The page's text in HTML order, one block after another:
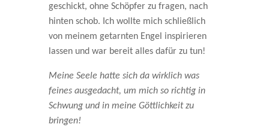
geschickt, ohne Schöpfer zu fragen, nach
hinten schob. Ich wollte mich schließlich
von meinem getarnten Engel inspirieren
lassen und war bereit alles dafür zu tun!
Meine Seele hatte sich da wirklich was
feines ausgedacht, um mich so richtig in
Schwung und in meine Göttlichkeit zu
bringen!